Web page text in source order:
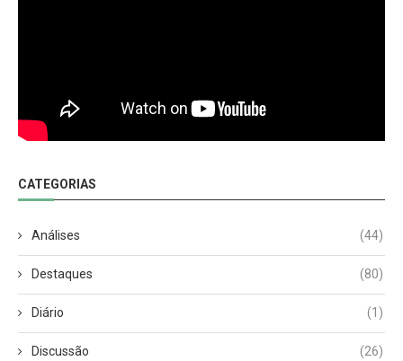
CATEGORIAS
Análises (44)
Destaques (80)
Diário (1)
Discussão (26)